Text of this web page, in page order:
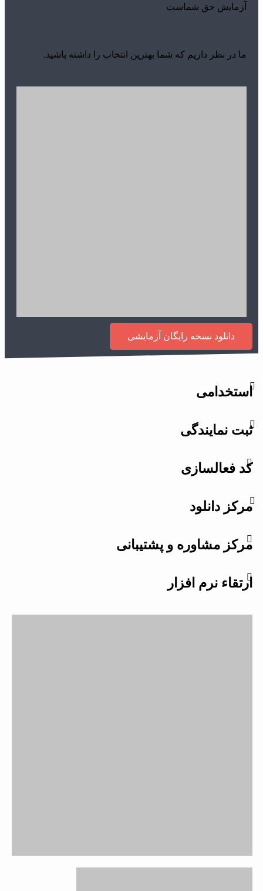
آزمایش حق شماست
ما در نظر داریم که شما بهترین انتخاب را داشته باشید.
دانلود نسخه رایگان آزمایشی
استخدامی
ثبت نمایندگی
کد فعالسازی
مرکز دانلود
مرکز مشاوره و پشتیبانی
ارتقاء نرم افزار